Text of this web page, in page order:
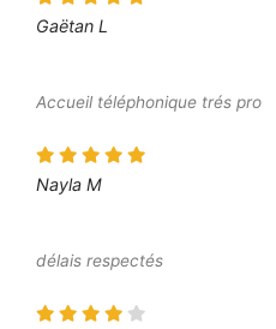
Gaëtan L
Accueil téléphonique trés pro
Nayla M
délais respectés